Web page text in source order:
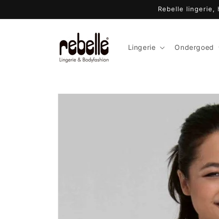
content
Rebelle
Lingerie Ondergoed